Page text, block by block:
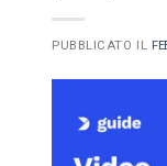
PUBBLICATO IL